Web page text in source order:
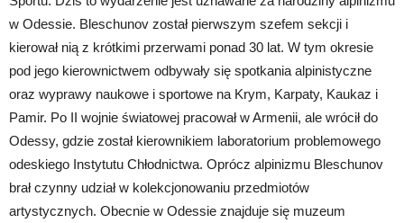
w Odessie. Bleschunov został pierwszym szefem sekcji i
kierował nią z krótkimi przerwami ponad 30 lat. W tym okresie
pod jego kierownictwem odbywały się spotkania alpinistyczne
oraz wyprawy naukowe i sportowe na Krym, Karpaty, Kaukaz i
Pamir. Po II wojnie światowej pracował w Armenii, ale wrócił do
Odessy, gdzie został kierownikiem laboratorium problemowego
odeskiego Instytutu Chłodnictwa. Oprócz alpinizmu Bleschunov
brał czynny udział w kolekcjonowaniu przedmiotów
artystycznych. Obecnie w Odessie znajduje się muzeum